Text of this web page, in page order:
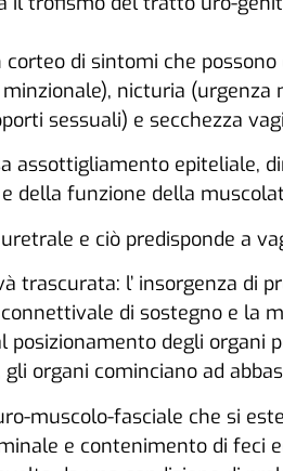
di sintomi che
nicturia
sessuali) e secchezza
assottigliamento epiteliale,
della funzione della
e ciò predisponde a
trascurata: l’ insorgenza
di sostegno e la
degli organi
organi cominciano ad
muscolo-fasciale che si
e contenimento di feci